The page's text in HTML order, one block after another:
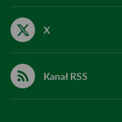
X
Kanał RSS